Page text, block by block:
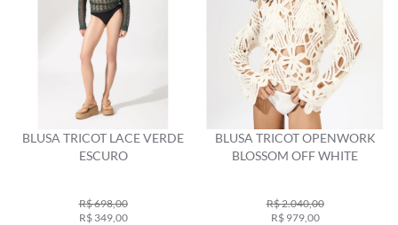
BLUSA TRICOT LACE VERDE
ESCURO
R$ 698,00
R$ 349,00
BLUSA TRICOT OPENWORK
BLOSSOM OFF WHITE
R$ 2.040,00
R$ 979,00